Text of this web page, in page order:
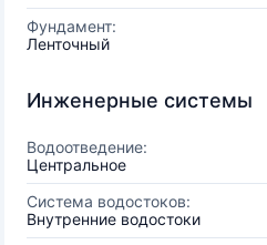
Фундамент:
Ленточный
Инженерные системы
Водоотведение:
Центральное
Система водостоков:
Внутренние водостоки